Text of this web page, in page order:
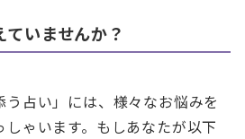
いませんか？
う占い」には、様々なお悩みを
ゃいます。もしあなたが以下